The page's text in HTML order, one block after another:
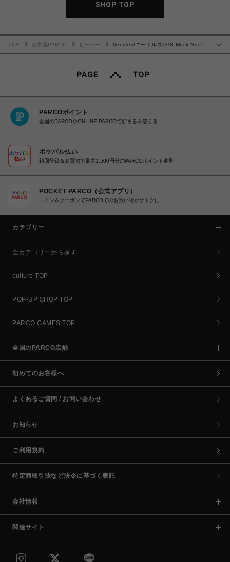
SHOP TOP
…
TOP 名古屋PARCO ビーバー
Needles/ニードルズ/S/S Mock Neck
PARCOポイント
全国のPARCOやONLINE PARCOで貯まる＆使える
ポケパル払い
初回登録＆お買物で最大1,500円分のPARCOポイント進呈
POCKET PARCO（公式アプリ）
コイン＆クーポンでPARCOでのお買い物がオトクに
カテゴリー
全カテゴリーから探す
culture TOP
POP-UP SHOP TOP
PARCO GAMES TOP
全国のPARCO店舗
初めてのお客様へ
よくあるご質問 / お問い合わせ
お知らせ
ご利用規約
特定商取引法など法令に基づく表記
会社情報
関連サイト